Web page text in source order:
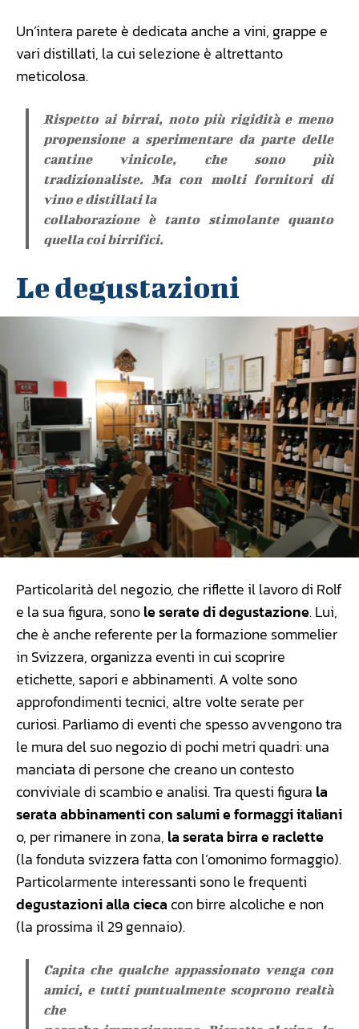
Un’intera parete è dedicata anche a vini, grappe e
vari distillati, la cui selezione è altrettanto
meticolosa.
Rispetto ai birrai, noto più rigidità e meno
propensione a sperimentare da parte delle
cantine vinicole, che sono più
tradizionaliste. Ma con molti fornitori di
vino e distillati la
collaborazione è tanto stimolante quanto
quella coi birrifici.
Le degustazioni
Particolarità del negozio, che riflette il lavoro di Rolf
e la sua figura, sonole serate di degustazione. Lui,
che è anche referente per la formazione sommelier
in Svizzera, organizza eventi in cui scoprire
etichette, sapori e abbinamenti. A volte sono
approfondimenti tecnici, altre volte serate per
curiosi. Parliamo di eventi che spesso avvengono tra
le mura del suo negozio di pochi metri quadri: una
manciata di persone che creano un contesto
conviviale di scambio e analisi. Tra questi figura la
serata abbinamenti con salumi e formaggi italiani
o, per rimanere in zona, la serata birra e raclette
(la fonduta svizzera fatta con l’omonimo formaggio).
Particolarmente interessanti sono le frequenti
degustazioni alla cieca con birre alcoliche e non
(la prossima il 29 gennaio).
Capita che qualche appassionato venga con
amici, e tutti puntualmente scoprono realtà
che